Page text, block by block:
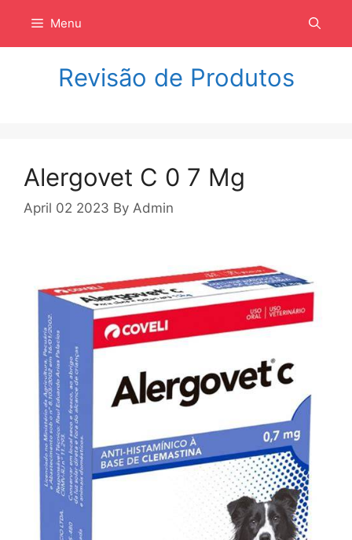
isi
Menu
Revisão de Produtos
Alergovet C 0 7 Mg
April 02 2023 By Admin